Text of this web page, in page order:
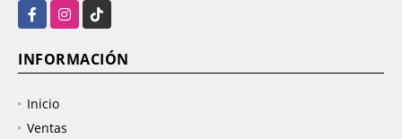
FacebookInstagramTikTok
INFORMACIÓN
Inicio
Ventas